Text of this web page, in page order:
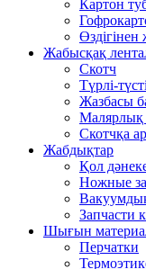
Картон
Жабысқақ
Скотч
Түрлі-
Жазбасы
Малярлық
Скотчқа
Жабдықтар
Қол
Ножные
Запчасти
Шығын
Перчатки